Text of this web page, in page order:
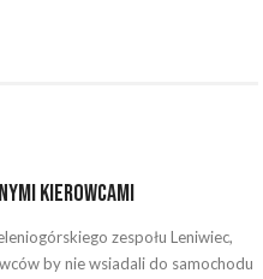
kierowcami
zespołu Leniwiec,
by nie wsiadali do samochodu